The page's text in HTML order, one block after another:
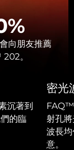
向朋友推薦
。
沉著到
的臨
密光
FAQ™
射孔
波長
意。
Gel
Solution
device
.
送達日期 8/8/26
計送達日期
8/8/26
送達日期 8/9/26
8/6/26